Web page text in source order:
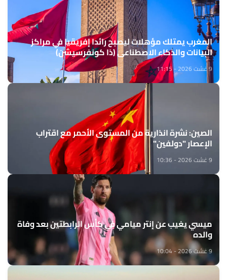
المغرب يمتلك مؤهلات ليصبح رائدا إفريقيا في مراكز
البيانات والذكاء الاصطناعي (ذا كونفرسيشن)
9 غشت 2026 - 11:15
الصين: نشرة انذارية من المستوى الأحمر مع اقتراب
الإعصار "دولفين"
9 غشت 2026 - 10:36
ميسي يغيب عن إنتر ميامي في كأس الرابطتين بعد وفاة
والده
9 غشت 2026 - 10:04